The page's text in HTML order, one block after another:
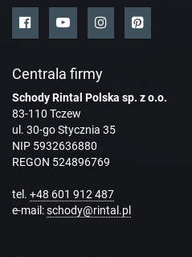
Centrala firmy
Schody Rintal Polska sp. z o.o.
83-110 Tczew
ul. 30-go Stycznia 35
NIP 5932636880
REGON 524896769
tel. +48 601 912 487
e-mail:schody@rintal.pl